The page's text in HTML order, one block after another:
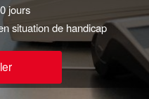
jours
situation de handicap